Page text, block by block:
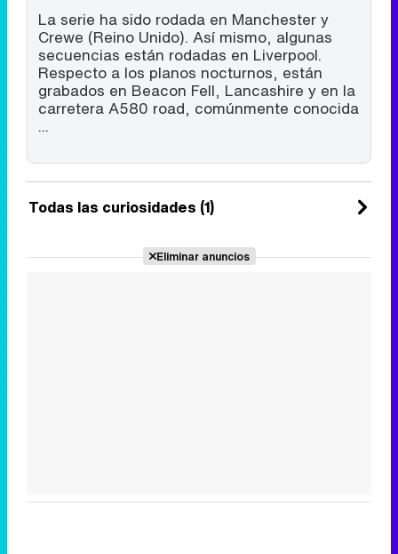
La serie ha sido rodada en Manchester y
Crewe (Reino Unido). Así mismo, algunas
secuencias están rodadas en Liverpool.
Respecto a los planos nocturnos, están
grabados en Beacon Fell, Lancashire y en la
carretera A580 road, comúnmente conocida
...
Todas las curiosidades (1)
Eliminar anuncios